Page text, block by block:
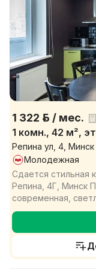
1 322 р. / мес.
1 комн., 42 м²,
Репина ул, 4, Минск
Молодежная
Сдается стильная
Репина, 4Г, Минск
современная,
проживанию